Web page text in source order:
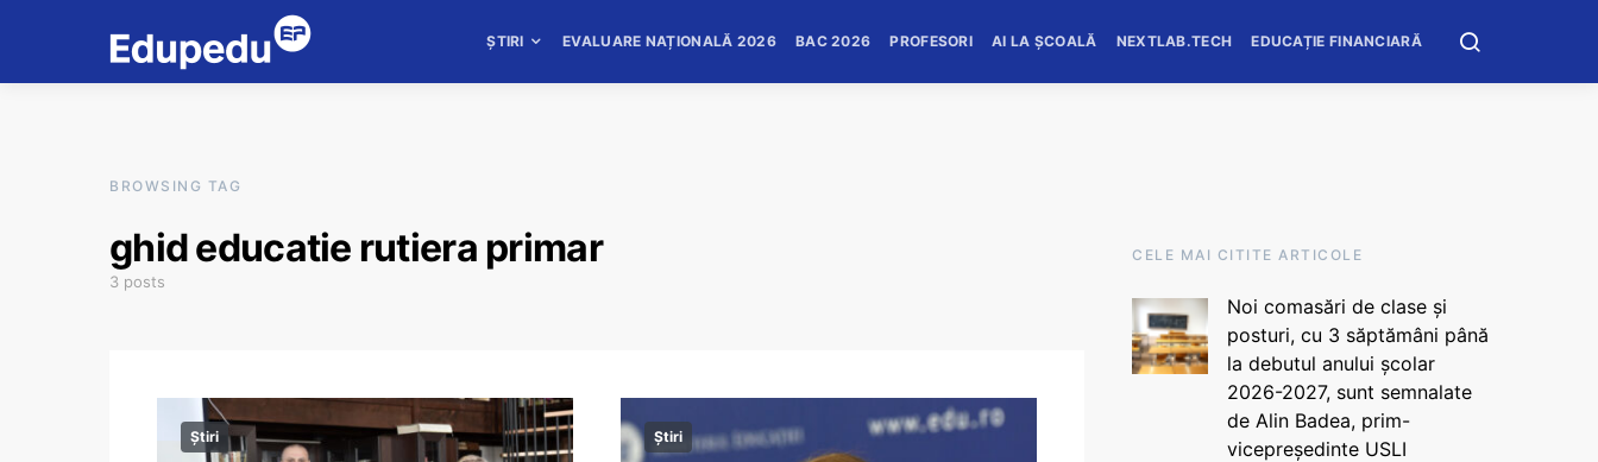
ȘTIRI EVALUARE NAȚIONALĂ 2026 BAC 2026 PROFESORI AI LA ȘCOALĂ NEXTLAB.TECH EDUCAȚIE FINANCIARĂ
BROWSING TAG
ghid educatie rutiera primar
3 posts
Știri Știri
CELE MAI CITITE ARTICOLE
Noi comasări de clase și
posturi, cu 3 săptămâni până
la debutul anului școlar
2026-2027, sunt semnalate
de Alin Badea, prim-
vicepreședinte USLI